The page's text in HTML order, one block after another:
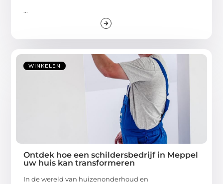
...
WINKELEN
Ontdek hoe een schildersbedrijf in Meppel
uw huis kan transformeren
In de wereld van huizenonderhoud en